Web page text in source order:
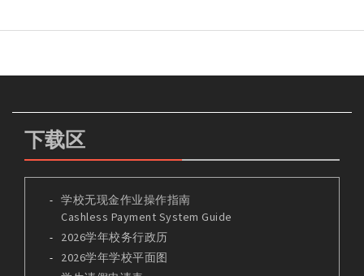
下载区
学校无现金作业操作指南
Cashless Payment System Guide
2026学年校务行政历
2026学年学校平面图